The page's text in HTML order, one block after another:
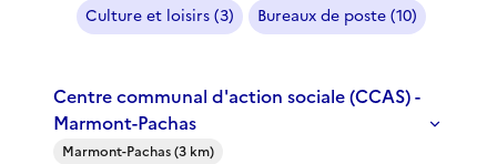
Culture et loisirs (3)
Bureaux de poste (10)
Centre communal d'action sociale (CCAS) -
Marmont-Pachas
Marmont-Pachas (3 km)